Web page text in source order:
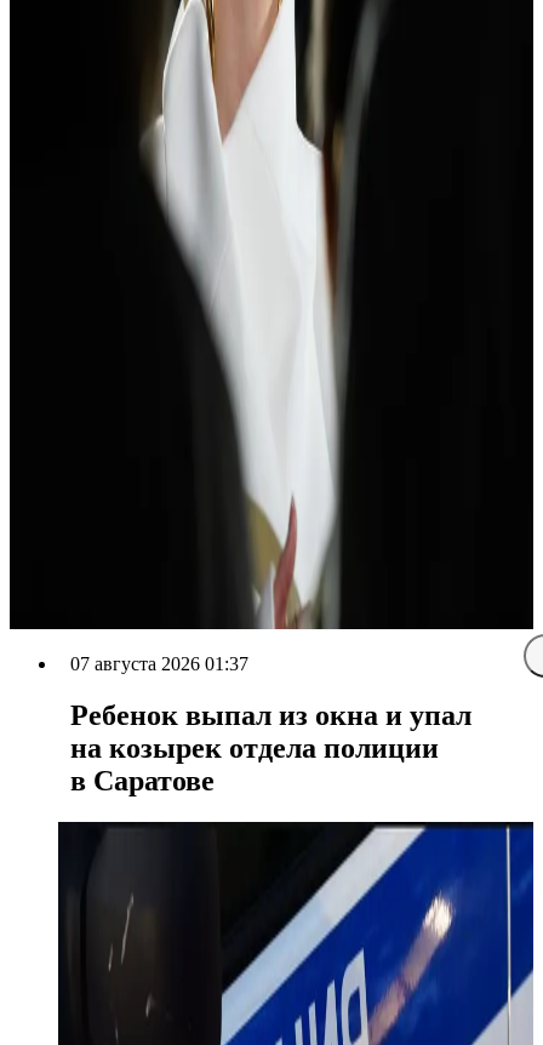
07 августа 2026 01:37
Ребенок выпал из окна и упал
на козырек отдела полиции
в Саратове